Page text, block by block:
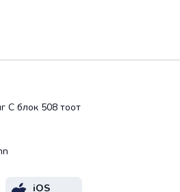
С блок 508 тоот
iOS